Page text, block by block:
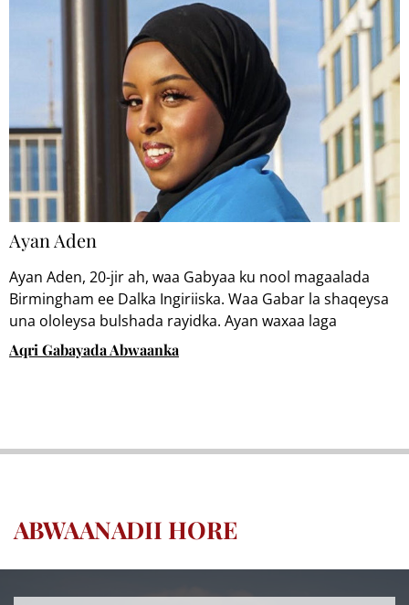
Ayan Aden
Ayan Aden, 20-jir ah, waa Gabyaa ku nool magaalada
Birmingham ee Dalka Ingiriiska. Waa Gabar la shaqeysa
una ololeysa bulshada rayidka. Ayan waxaa laga
casumaa oo ay ka hadashaa munaasabadaha ay
bulshada qabsadaan, waxay sidoo kale ka hadashay
hoggaanka loo dhan yahay.
Aqri Gabayada Abwaanka
ABWAANADII HORE